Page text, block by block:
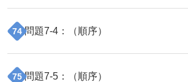
74 問題7-4 ：（順序）
75 問題7-5 ：（順序）